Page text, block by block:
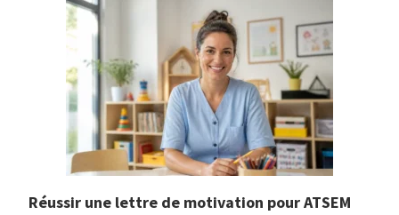
Réussir une lettre de motivation pour ATSEM